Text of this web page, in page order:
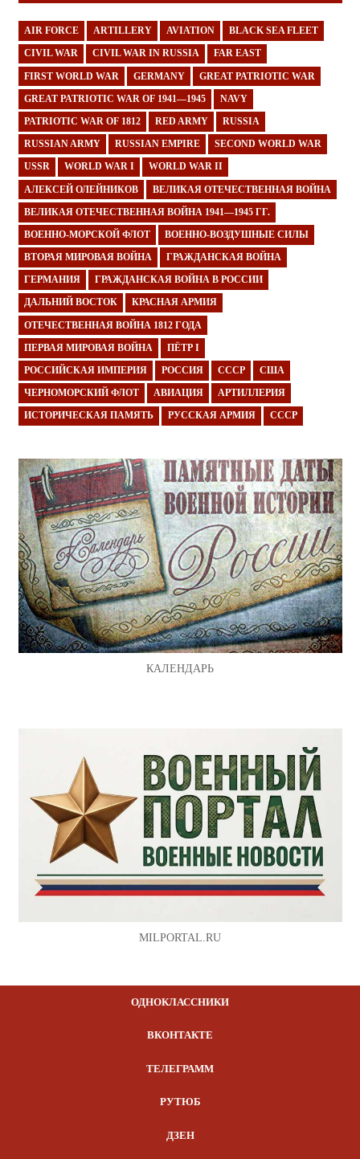
AIR FORCE ARTILLERY AVIATION BLACK SEA FLEET
CIVIL WAR CIVIL WAR IN RUSSIA FAR EAST
FIRST WORLD WAR GERMANY GREAT PATRIOTIC WAR
GREAT PATRIOTIC WAR OF 1941—1945 NAVY
PATRIOTIC WAR OF 1812 RED ARMY RUSSIA
RUSSIAN ARMY RUSSIAN EMPIRE SECOND WORLD WAR
USSR WORLD WAR I WORLD WAR II
АЛЕКСЕЙ ОЛЕЙНИКОВ ВЕЛИКАЯ ОТЕЧЕСТВЕННАЯ ВОЙНА
ВЕЛИКАЯ ОТЕЧЕСТВЕННАЯ ВОЙНА 1941—1945 ГГ.
ВОЕННО-МОРСКОЙ ФЛОТ ВОЕННО-ВОЗДУШНЫЕ СИЛЫ
ВТОРАЯ МИРОВАЯ ВОЙНА ГРАЖДАНСКАЯ ВОЙНА
ГЕРМАНИЯ ГРАЖДАНСКАЯ ВОЙНА В РОССИИ
ДАЛЬНИЙ ВОСТОК КРАСНАЯ АРМИЯ
ОТЕЧЕСТВЕННАЯ ВОЙНА 1812 ГОДА
ПЕРВАЯ МИРОВАЯ ВОЙНА ПЁТР I
РОССИЙСКАЯ ИМПЕРИЯ РОССИЯ СССР США
ЧЕРНОМОРСКИЙ ФЛОТ АВИАЦИЯ АРТИЛЛЕРИЯ
ИСТОРИЧЕСКАЯ ПАМЯТЬ РУССКАЯ АРМИЯ СССР
КАЛЕНДАРЬ
MILPORTAL.RU
ОДНОКЛАССНИКИ
ВКОНТАКТЕ
ТЕЛЕГРАММ
РУТЮБ
ДЗЕН